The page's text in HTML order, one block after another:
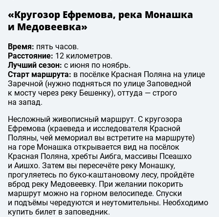
«Кругозор Ефремова, река Монашка
и Медовеевка»
Время: пять часов.
Расстояние: 12 километров.
Лучший сезон: с июня по ноябрь.
Старт маршрута: в посёлке Красная Поляна на улице
Заречной (нужно подняться по улице Заповедной
к мосту через реку Бешенку), оттуда — строго
на запад.
Несложный живописный маршрут. С кругозора
Ефремова (краеведа и исследователя Красной
Поляны, чей мемориал вы встретите на маршруте)
на горе Монашка открывается вид на посёлок
Красная Поляна, хребты Аибга, массивы Псеашхо
и Аишхо. Затем вы пересечёте реку Монашку,
прогуляетесь по буко-каштановому лесу, пройдёте
вброд реку Медовеевку. При желании покорить
маршрут можно на горном велосипеде. Спуски
и подъёмы чередуются и неутомительны. Необходимо
купить билет в заповедник.